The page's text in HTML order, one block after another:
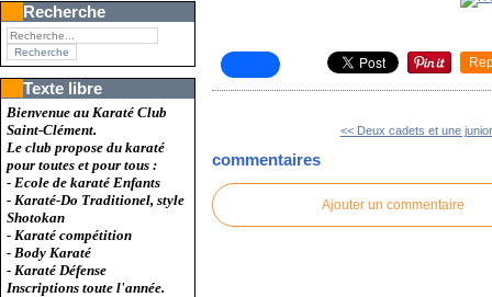
Recherche
Texte libre
Bienvenue au Karaté Club
Saint-Clément.
Le club propose du karaté
pour toutes et pour tous :
- Ecole de karaté Enfants
- Karaté-Do Traditionel, style
Shotokan
- Karaté compétition
- Body Karaté
- Karaté Défense
Inscriptions toute l'année.
<< Deux cadets et une
commentaires
Ajouter un commentaire